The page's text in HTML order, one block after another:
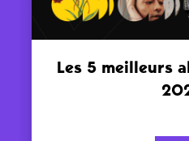
Les 5 meilleurs